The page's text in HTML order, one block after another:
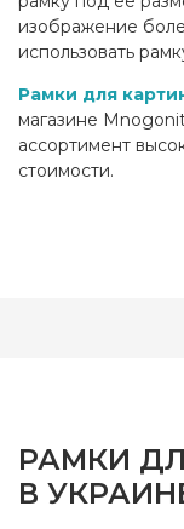
изображение
использовать
Рамки для
магазине
ассортимент
стоимости.
РАМКИ
В